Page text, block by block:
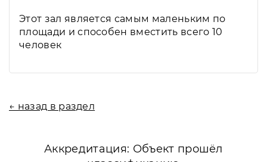
Этот зал является самым маленьким по
площади и способен вместить всего 10
человек
← назад в раздел
Аккредитация: Объект прошёл